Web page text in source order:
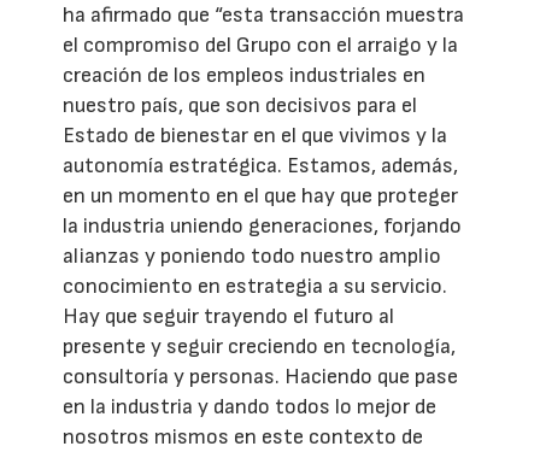
ha afirmado que “esta transacción muestra
el compromiso del Grupo con el arraigo y la
creación de los empleos industriales en
nuestro país, que son decisivos para el
Estado de bienestar en el que vivimos y la
autonomía estratégica. Estamos, además,
en un momento en el que hay que proteger
la industria uniendo generaciones, forjando
alianzas y poniendo todo nuestro amplio
conocimiento en estrategia a su servicio.
Hay que seguir trayendo el futuro al
presente y seguir creciendo en tecnología,
consultoría y personas. Haciendo que pase
en la industria y dando todos lo mejor de
nosotros mismos en este contexto de